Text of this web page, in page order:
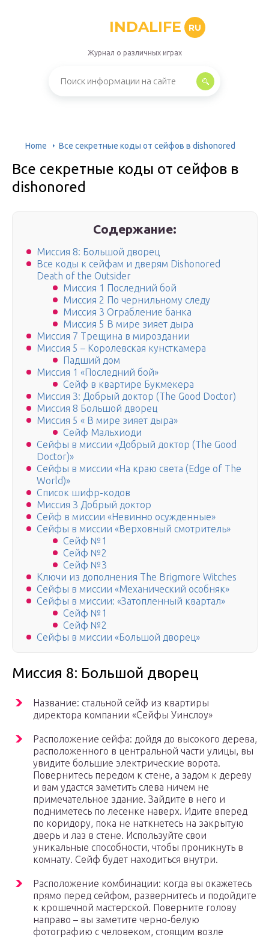
INDALIFE RU
Журнал о различных играх
Home Все секретные коды от сейфов в dishonored
Все секретные коды от сейфов в
dishonored
Содержание:
Миссия 8: Большой дворец
Все коды к сейфам и дверям Dishonored
Death of the Outsider
Миссия 1 Последний бой
Миссия 2 По чернильному следу
Миссия 3 Ограбление банка
Миссия 5 В мире зияет дыра
Миссия 7 Трещина в мироздании
Миссия 5 – Королевская кунсткамера
Падший дом
Миссия 1 «Последний бой»
Сейф в квартире Букмекера
Миссия 3: Добрый доктор (The Good Doctor)
Миссия 8 Большой дворец
Миссия 5 « В мире зияет дыра»
Сейф Мальхиоди
Сейфы в миссии «Добрый доктор (The Good
Doctor)»
Сейфы в миссии «На краю света (Edge of The
World)»
Список шифр-кодов
Миссия 3 Добрый доктор
Сейф в миссии «Невинно осужденные»
Сейфы в миссии «Верховный смотритель»
Сейф №1
Сейф №2
Сейф №3
Ключи из дополнения The Brigmore Witches
Сейфы в миссии «Механический особняк»
Сейфы в миссии: «Затопленный квартал»
Сейф №1
Сейф №2
Сейфы в миссии «Большой дворец»
Миссия 8: Большой дворец
Название: стальной сейф из квартиры
директора компании «Сейфы Уинслоу»
Расположение сейфа: дойдя до высокого дерева,
расположенного в центральной части улицы, вы
увидите большие электрические ворота.
Повернитесь передом к стене, а задом к дереву
и вам удастся заметить слева ничем не
примечательное здание. Зайдите в него и
подниметесь по лесенке наверх. Идите вперед
по коридору, пока не наткнетесь на закрытую
дверь и лаз в стене. Используйте свои
уникальные способности, чтобы проникнуть в
комнату. Сейф будет находиться внутри.
Расположение комбинации: когда вы окажетесь
прямо перед сейфом, развернитесь и подойдите
к крошечной мастерской. Поверните голову
направо – вы заметите черно-белую
фотографию с человеком, стоящим возле